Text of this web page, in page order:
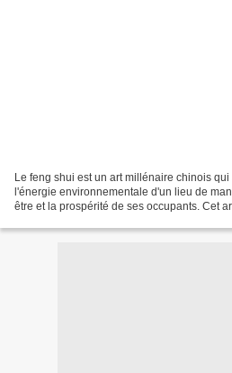
Le feng shui est un art millénaire chinois
l'énergie environnementale d'un lieu de
être et la prospérité de ses occupants. Cet